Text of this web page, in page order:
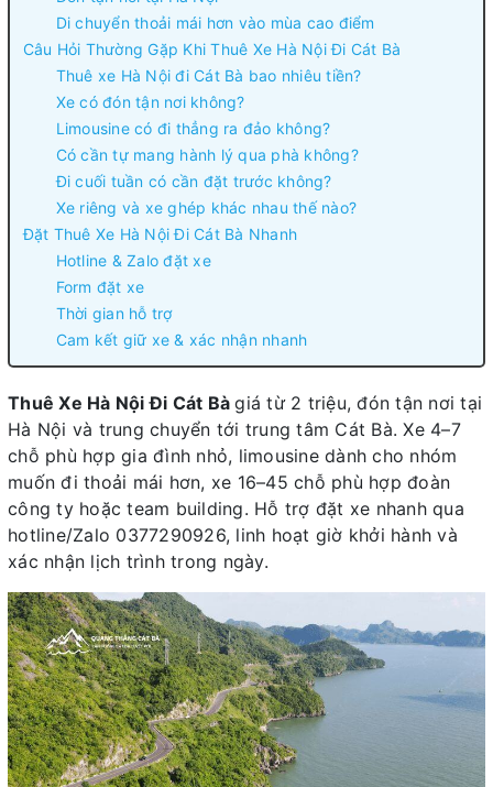
Di chuyển thoải mái hơn vào mùa cao điểm
Câu Hỏi Thường Gặp Khi Thuê Xe Hà Nội Đi Cát Bà
Thuê xe Hà Nội đi Cát Bà bao nhiêu tiền?
Xe có đón tận nơi không?
Limousine có đi thẳng ra đảo không?
Có cần tự mang hành lý qua phà không?
Đi cuối tuần có cần đặt trước không?
Xe riêng và xe ghép khác nhau thế nào?
Đặt Thuê Xe Hà Nội Đi Cát Bà Nhanh
Hotline & Zalo đặt xe
Form đặt xe
Thời gian hỗ trợ
Cam kết giữ xe & xác nhận nhanh
Thuê Xe Hà Nội Đi Cát Bàgiá từ 2 triệu, đón tận nơi tại
Hà Nội và trung chuyển tới trung tâm Cát Bà. Xe 4–7
chỗ phù hợp gia đình nhỏ, limousine dành cho nhóm
muốn đi thoải mái hơn, xe 16–45 chỗ phù hợp đoàn
công ty hoặc team building. Hỗ trợ đặt xe nhanh qua
hotline/Zalo 0377290926, linh hoạt giờ khởi hành và
xác nhận lịch trình trong ngày.